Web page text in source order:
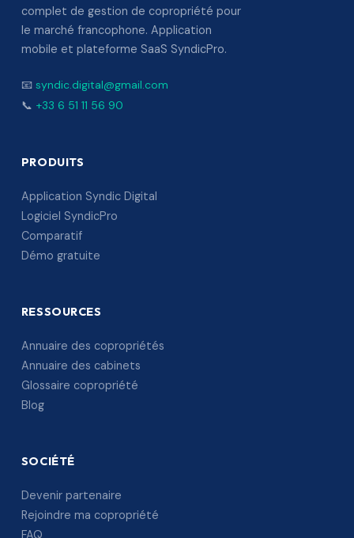
complet de gestion de copropriété pour
le marché francophone. Application
mobile et plateforme SaaS SyndicPro.
📧 syndic.digital@gmail.com
📞 +33 6 51 11 56 90
PRODUITS
Application Syndic Digital
Logiciel SyndicPro
Comparatif
Démo gratuite
RESSOURCES
Annuaire des copropriétés
Annuaire des cabinets
Glossaire copropriété
Blog
SOCIÉTÉ
Devenir partenaire
Rejoindre ma copropriété
FAQ